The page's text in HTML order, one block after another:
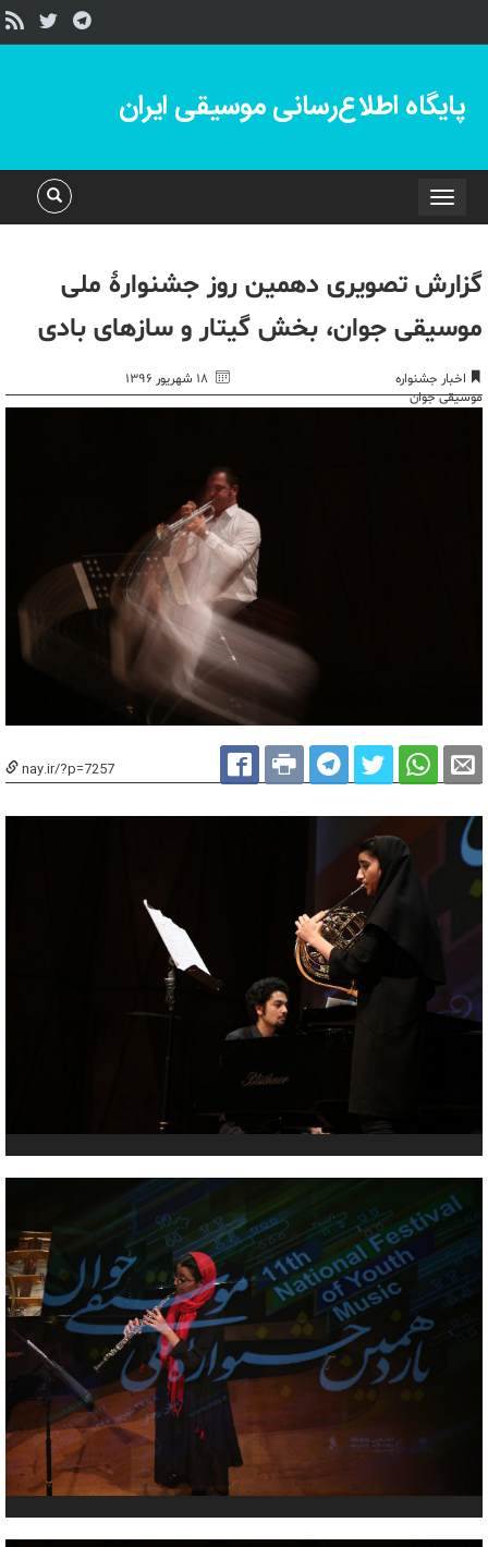
پایگاه اطلاع‌رسانی موسیقی ایران
Toggle
navigation
گزارش تصویری دهمین روز جشنوارۀ ملی
موسیقی جوان، بخش گیتار و سازهای بادی
اخبار جشنواره
موسیقی جوان
۱۸ شهریور ۱۳۹۶
nay.ir/?p=7257